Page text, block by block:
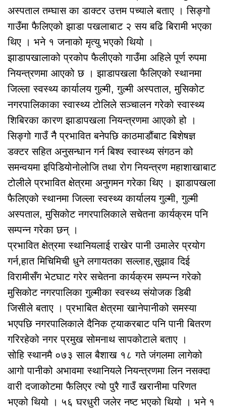
अस्पताल तम्घास का डाक्टर उत्तम पच्याले बताए । सिङ्गो
गाउँमा फैलिएको झाडा पखलाबाट २ सय बढि बिरामी भएका
थिए । भने १ जनाको मृत्यु भएको थियो ।
झाडापखालाको प्रकोप फैलीएको गाउँमा अहिले पूर्ण रुपमा
नियन्त्रणमा आएको छ । झाडापखला फैलिएको स्थानमा
जिल्ला स्वस्थ्य कार्यालय गुल्मी, गुल्मी अस्पताल, मुसिकोट
नगरपालिकाका स्वास्थ्य टोलिले सञ्चालन गरेको स्वास्थ्य
शिबिरका कारण झाडापखला नियन्त्रणमा आएको हो ।
सिङ्गो गाउँ नैै प्रभावित बनेपछि काठमाडौंबाट बिशेषज्ञ
डक्टर सहित अनुसन्धान गर्न बिश्व स्वास्थ्य संगठन को
समन्वयमा इपिडियोनोलोजि तथा रोग नियन्त्रण महाशाखाबाट
टोलीले प्रभावित क्षेत्रमा अनुगमन गरेका थिए । झाडापखला
फैलिएको स्थानमा जिल्ला स्वस्थ्य कार्यालय गुल्मी, गुल्मी
अस्पताल, मुसिकोट नगरपालिकाले सचेतना कार्यक्रम पनि
सम्पन्न गरेका छन् ।
प्रभावित क्षेत्रमा स्थानियलाई राखेर पानी उमालेर प्रयोग
गर्न,हात मिचिमिची धुने लगायतका सल्लाह,सुझाव दिई
विरामीसँग भेटघाट गरेर सचेतना कार्यक्रम सम्पन्न गरेको
मुसिकोट नगरपालिका गुल्मीका स्वस्थ्य संयोजक डिबी
जिसीले बताए । प्रभाबित क्षेत्रमा खानेपानीको समस्या
भएपछि नगरपालिकाले दैनिक ट्याकरबाट पनि पानी बितरण
गरिरहेको नगर प्रमुख सोमनाथ सापकोटाले बताए ।
सोहि स्थानमै ०७३ साल बैशाख १८ गते जंगलमा लागेको
आगो पानीको अभावमा स्थानियले नियन्त्रणमा लिन नसक्दा
वारी दजाकोटमा फैलिएर त्यो पुरै गाउँ खरानीमा परिणत
भएको थियो । ५६ घरधुरी जलेर नष्ट भएको थियो । भने १